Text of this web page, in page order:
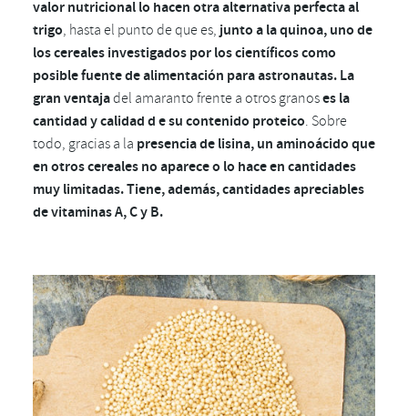
valor nutricional lo hacen otra alternativa perfecta al
trigo, hasta el punto de que es, junto a la quinoa, uno de
los cereales investigados por los científicos como
posible fuente de alimentación para astronautas. La
gran ventajadel amaranto frente a otros granoses la
cantidad y calidad d e su contenido proteico. Sobre
todo, gracias a la presencia de lisina, un aminoácido que
en otros cereales no aparece o lo hace en cantidades
muy limitadas. Tiene, además, cantidades apreciables
de vitaminas A, C y B.